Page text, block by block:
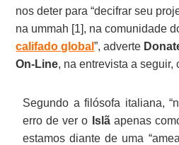
nos deter para “decifrar seu
na ummah [1], na comunidade
califado global”, adverte
On-Line, na entrevista a seguir,
Segundo a filósofa italiana,
erro de ver o Islãapenas
estamos diante de uma